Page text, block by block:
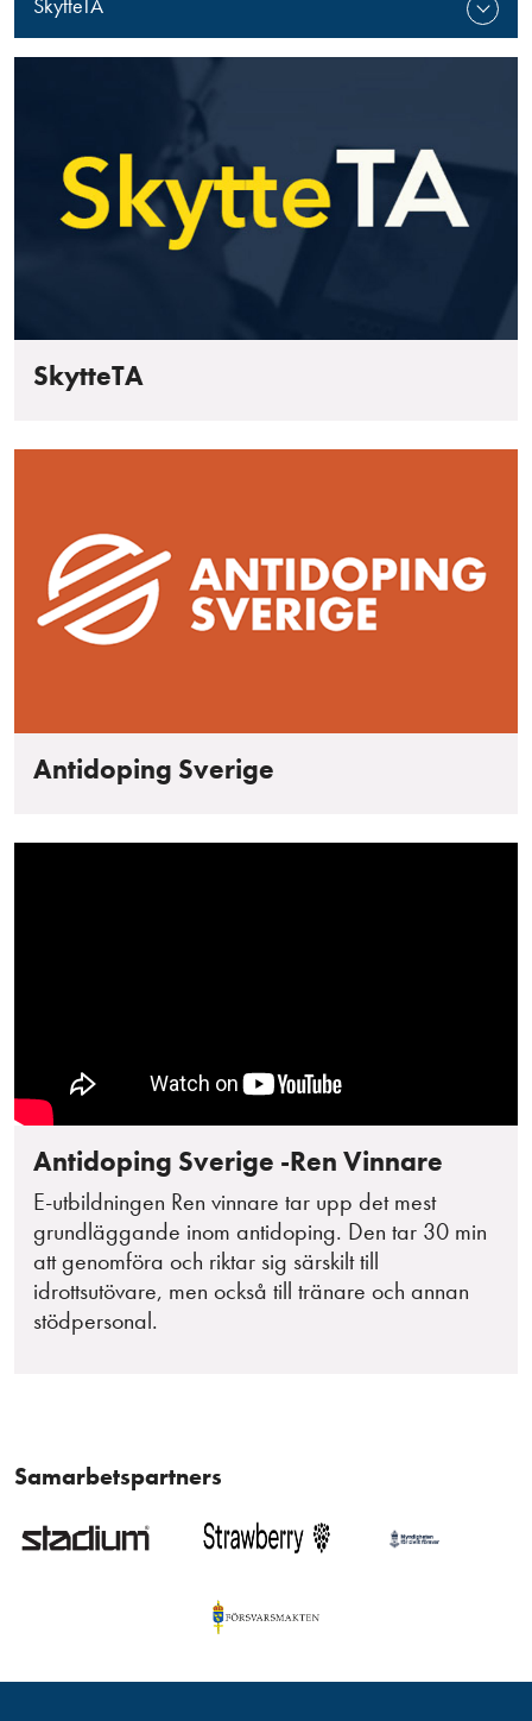
SkytteTA
Antidoping Sverige
Antidoping Sverige -Ren Vinnare
E-utbildningen Ren vinnare tar upp det mest
grundläggande inom antidoping. Den tar 30 min
att genomföra och riktar sig särskilt till
idrottsutövare, men också till tränare och annan
stödpersonal.
Samarbetspartners